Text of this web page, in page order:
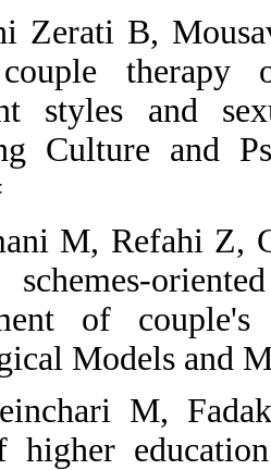
29. Badihi
focused
30.
training
31.
effects of